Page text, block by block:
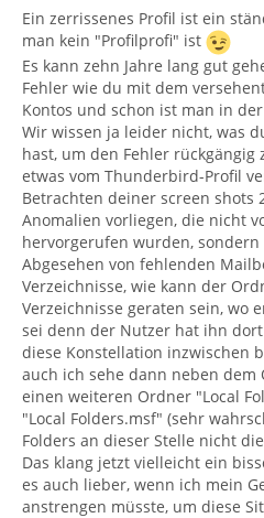
Ein zerrissenes Profil ist ein
man kein "Profilprofi" ist
Es kann zehn Jahre lang gut
Fehler wie du mit dem
Kontos und schon ist man in
Wir wissen ja leider nicht, was
hast, um den Fehler
etwas vom Thunderbird-Profil
Betrachten deiner screen shots
Anomalien vorliegen, die nicht
hervorgerufen wurden,
Abgesehen von fehlenden
Verzeichnisse, wie kann der
Verzeichnisse geraten sein, wo
sei denn der Nutzer hat ihn
diese Konstellation inzwischen
auch ich sehe dann neben dem
einen weiteren Ordner "Local
"Local Folders.msf" (sehr
Folders an dieser Stelle nicht
Das klang jetzt vielleicht ein
es auch lieber, wenn ich mein
anstrengen müsste, um diese